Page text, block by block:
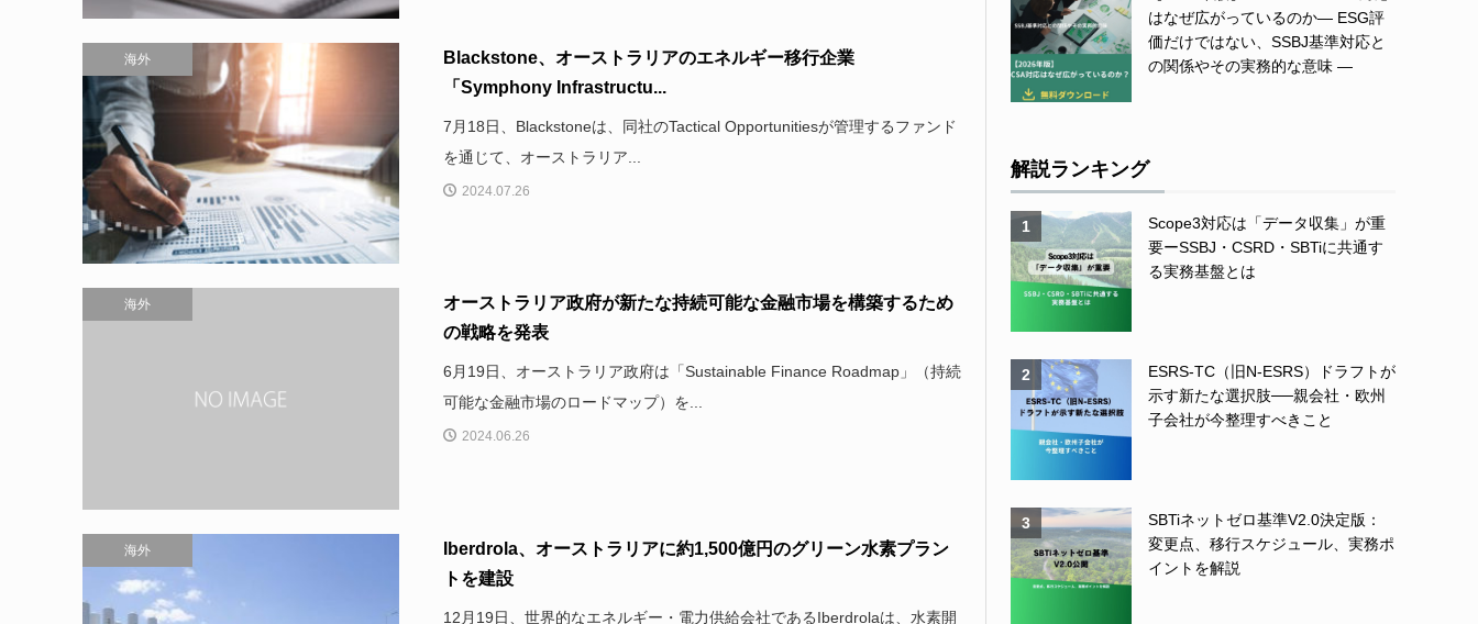
海外
Blackstone、オーストラリアのエネルギー移行企業
「Symphony Infrastructu...
7月18日、Blackstoneは、同社のTactical Opportunitiesが管理するファンド
を通じて、オーストラリア...
2024.07.26
海外
オーストラリア政府が新たな持続可能な金融市場を構築するため
の戦略を発表
6月19日、オーストラリア政府は「Sustainable Finance Roadmap」（持続
可能な金融市場のロードマップ）を...
2024.06.26
海外
Iberdrola、オーストラリアに約1,500億円のグリーン水素プラン
トを建設
12月19日、世界的なエネルギー・電力供給会社であるIberdrolaは、水素開
はなぜ広がっているのか― ESG評
価だけではない、SSBJ基準対応と
の関係やその実務的な意味 ―
解説ランキング
1
Scope3対応は「データ収集」が重
要ーSSBJ・CSRD・SBTiに共通す
る実務基盤とは
2
ESRS-TC（旧N-ESRS）ドラフトが
示す新たな選択肢──親会社・欧州
子会社が今整理すべきこと
3
SBTiネットゼロ基準V2.0決定版：
変更点、移行スケジュール、実務ポ
イントを解説